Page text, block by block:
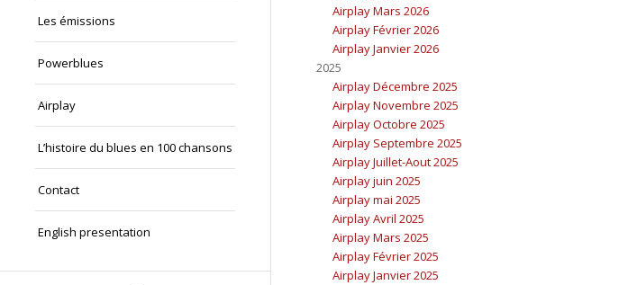
Les émissions
Powerblues
Airplay
L’histoire du blues en 100 chansons
Contact
English presentation
Airplay Mars 2026
Airplay Février 2026
Airplay Janvier 2026
2025
Airplay Décembre 2025
Airplay Novembre 2025
Airplay Octobre 2025
Airplay Septembre 2025
Airplay Juillet-Aout 2025
Airplay juin 2025
Airplay mai 2025
Airplay Avril 2025
Airplay Mars 2025
Airplay Février 2025
Airplay Janvier 2025